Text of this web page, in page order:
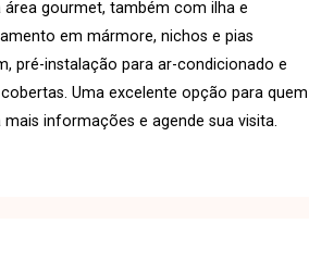
gourmet, também com ilha e
em mármore, nichos e pias
pré-instalação para ar-condicionado e
Uma excelente opção para quem
informações e agende sua visita.